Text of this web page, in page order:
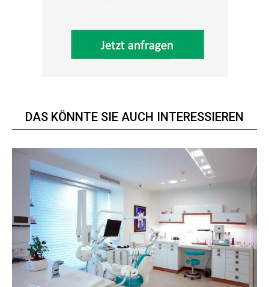
DAS KÖNNTE SIE AUCH INTERESSIEREN